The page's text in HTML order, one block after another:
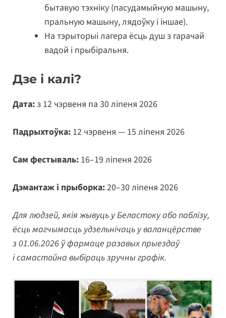
бытавую тэхніку (пасудамыйную машыну,
пральную машыну, лядоўку і іншае).
На тэрыторыі лагера ёсць душ з гарачай
вадой і прыбіральня.
Дзе і калі?
Дата: з 12 чэрвеня па 30 ліпеня 2026
Падрыхтоўка: 12 чэрвеня — 15 ліпеня 2026
Сам фестываль: 16–19 ліпеня 2026
Дэмантаж і прыборка:20–30 ліпеня 2026
Для людзей, якія жывуць у Беластоку або паблізу,
ёсць магчымасць удзельнічаць у валанцёрстве
з 01.06.2026 ў фармаце разавых прыездаў
і самастойна выбіраць зручны графік.